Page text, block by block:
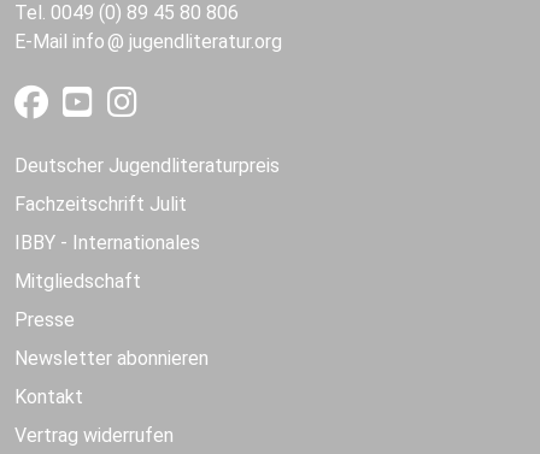
Tel. 0049 (0) 89 45 80 806
E-Mail info jugendliteratur.org
Deutscher Jugendliteraturpreis
Fachzeitschrift Julit
IBBY - Internationales
Mitgliedschaft
Presse
Newsletter abonnieren
Kontakt
Vertrag widerrufen